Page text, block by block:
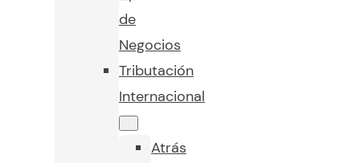
de
Negocios
Tributación
Internacional
Atrás